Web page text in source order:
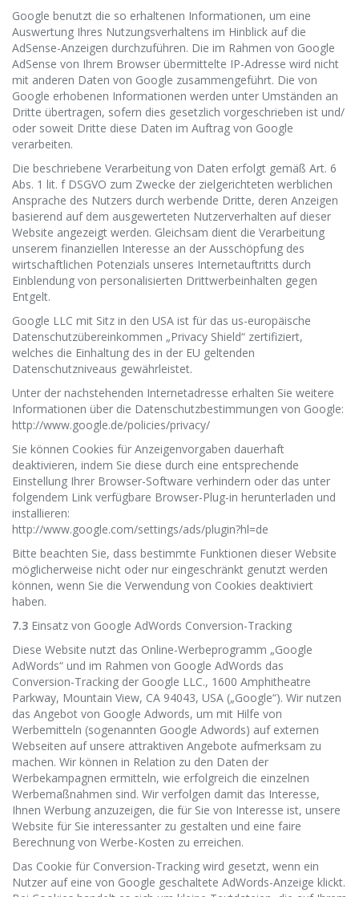
Google benutzt die so erhaltenen Informationen, um eine
Auswertung Ihres Nutzungsverhaltens im Hinblick auf die
AdSense-Anzeigen durchzuführen. Die im Rahmen von Google
AdSense von Ihrem Browser übermittelte IP-Adresse wird nicht
mit anderen Daten von Google zusammengeführt. Die von
Google erhobenen Informationen werden unter Umständen an
Dritte übertragen, sofern dies gesetzlich vorgeschrieben ist und/
oder soweit Dritte diese Daten im Auftrag von Google
verarbeiten.
Die beschriebene Verarbeitung von Daten erfolgt gemäß Art. 6
Abs. 1 lit. f DSGVO zum Zwecke der zielgerichteten werblichen
Ansprache des Nutzers durch werbende Dritte, deren Anzeigen
basierend auf dem ausgewerteten Nutzerverhalten auf dieser
Website angezeigt werden. Gleichsam dient die Verarbeitung
unserem finanziellen Interesse an der Ausschöpfung des
wirtschaftlichen Potenzials unseres Internetauftritts durch
Einblendung von personalisierten Drittwerbeinhalten gegen
Entgelt.
Google LLC mit Sitz in den USA ist für das us-europäische
Datenschutzübereinkommen „Privacy Shield“ zertifiziert,
welches die Einhaltung des in der EU geltenden
Datenschutzniveaus gewährleistet.
Unter der nachstehenden Internetadresse erhalten Sie weitere
Informationen über die Datenschutzbestimmungen von Google:
http://www.google.de/policies/privacy/
Sie können Cookies für Anzeigenvorgaben dauerhaft
deaktivieren, indem Sie diese durch eine entsprechende
Einstellung Ihrer Browser-Software verhindern oder das unter
folgendem Link verfügbare Browser-Plug-in herunterladen und
installieren:
http://www.google.com/settings/ads/plugin?hl=de
Bitte beachten Sie, dass bestimmte Funktionen dieser Website
möglicherweise nicht oder nur eingeschränkt genutzt werden
können, wenn Sie die Verwendung von Cookies deaktiviert
haben.
7.3 Einsatz von Google AdWords Conversion-Tracking
Diese Website nutzt das Online-Werbeprogramm „Google
AdWords“ und im Rahmen von Google AdWords das
Conversion-Tracking der Google LLC., 1600 Amphitheatre
Parkway, Mountain View, CA 94043, USA („Google“). Wir nutzen
das Angebot von Google Adwords, um mit Hilfe von
Werbemitteln (sogenannten Google Adwords) auf externen
Webseiten auf unsere attraktiven Angebote aufmerksam zu
machen. Wir können in Relation zu den Daten der
Werbekampagnen ermitteln, wie erfolgreich die einzelnen
Werbemaßnahmen sind. Wir verfolgen damit das Interesse,
Ihnen Werbung anzuzeigen, die für Sie von Interesse ist, unsere
Website für Sie interessanter zu gestalten und eine faire
Berechnung von Werbe-Kosten zu erreichen.
Das Cookie für Conversion-Tracking wird gesetzt, wenn ein
Nutzer auf eine von Google geschaltete AdWords-Anzeige klickt.